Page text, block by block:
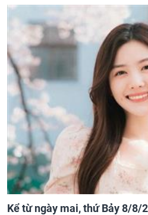
Kể từ ngày mai, thứ Bảy 8/8/